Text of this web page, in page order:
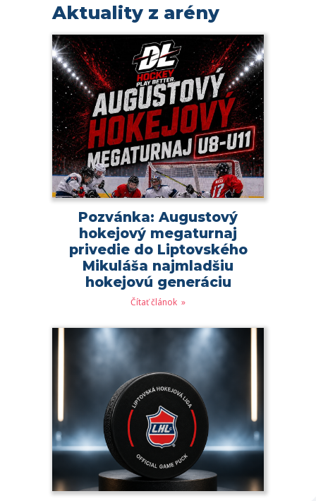
Aktuality z arény
Pozvánka: Augustový
hokejový megaturnaj
privedie do Liptovského
Mikuláša najmladšiu
hokejovú generáciu
Čítať článok